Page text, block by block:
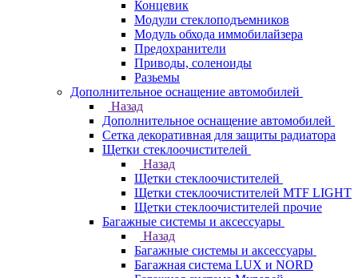
Концевик
Модули стеклоподъемников
Модуль обхода иммобилайзера
Предохранители
Приводы, соленоиды
Разьемы
Дополнительное оснащение автомобилей
Назад
Дополнительное оснащение автомобилей
Сетка декоративная для защиты радиатора
Щетки стеклоочистителей
Назад
Щетки стеклоочистителей
Щетки стеклоочистителей MTF LIGHT
Щетки стеклоочистителей прочие
Багажные системы и аксессуары
Назад
Багажные системы и аксессуары
Багажная система LUX и NORD